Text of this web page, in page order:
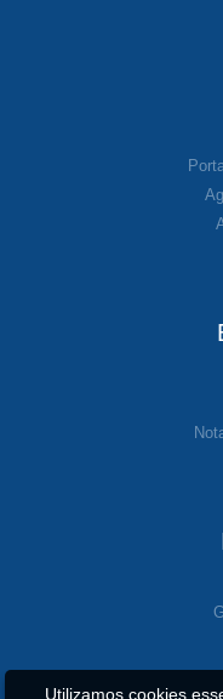
Utilizamos cookies